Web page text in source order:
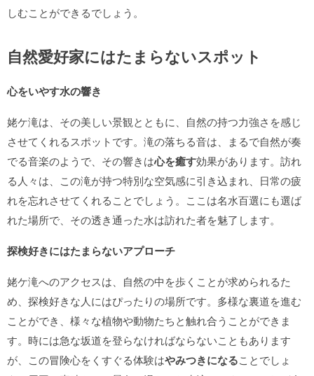
しむことができるでしょう。
自然愛好家にはたまらないスポット
心をいやす水の響き
姥ケ滝は、その美しい景観とともに、自然の持つ力強さを感じ
させてくれるスポットです。滝の落ちる音は、まるで自然が奏
でる音楽のようで、その響きは心を癒す効果があります。訪れ
る人々は、この滝が持つ特別な空気感に引き込まれ、日常の疲
れを忘れさせてくれることでしょう。ここは名水百選にも選ば
れた場所で、その透き通った水は訪れた者を魅了します。
探検好きにはたまらないアプローチ
姥ケ滝へのアクセスは、自然の中を歩くことが求められるた
め、探検好きな人にはぴったりの場所です。多様な裏道を進む
ことができ、様々な植物や動物たちと触れ合うことができま
す。時には急な坂道を登らなければならないこともあります
が、この冒険心をくすぐる体験はやみつきになることでしょ